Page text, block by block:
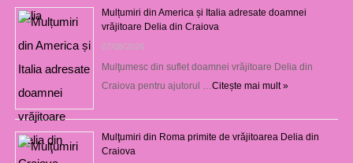
Mulțumiri din America și Italia adresate doamnei
vrăjitoare Delia din Craiova
07/08/2026
Mulţumesc din suflet doamnei vrăjitoare Delia din
Craiova pentru ajutorul … Citește mai mult »
Mulţumiri din Roma primite de vrăjitoarea Delia din
Craiova